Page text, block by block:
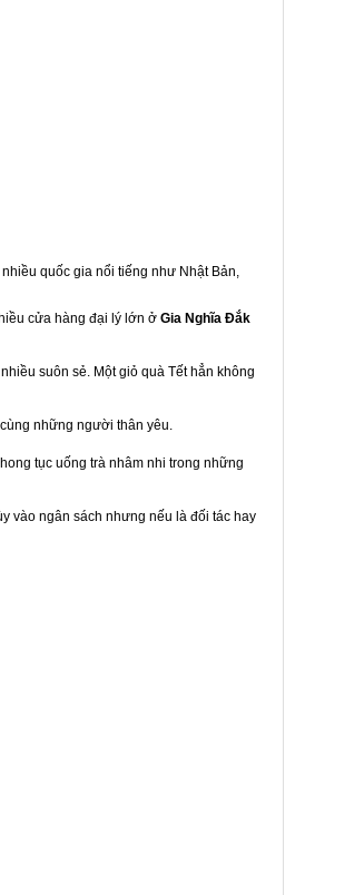
quốc gia nổi tiếng như Nhật Bản,
cửa hàng đại lý lớn ở Gia Nghĩa Đắk
suôn sẻ. Một giỏ quà Tết hẳn không
những người thân yêu.
tục uống trà nhâm nhi trong những
vào ngân sách nhưng nếu là đối tác hay